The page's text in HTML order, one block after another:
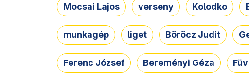
Mocsai Lajos verseny Kolodko
munkagép liget Böröcz Judit
Ferenc József Bereményi Géza